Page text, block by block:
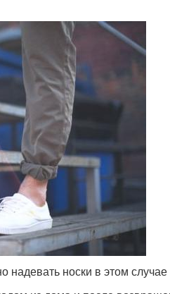
носки в этом случае